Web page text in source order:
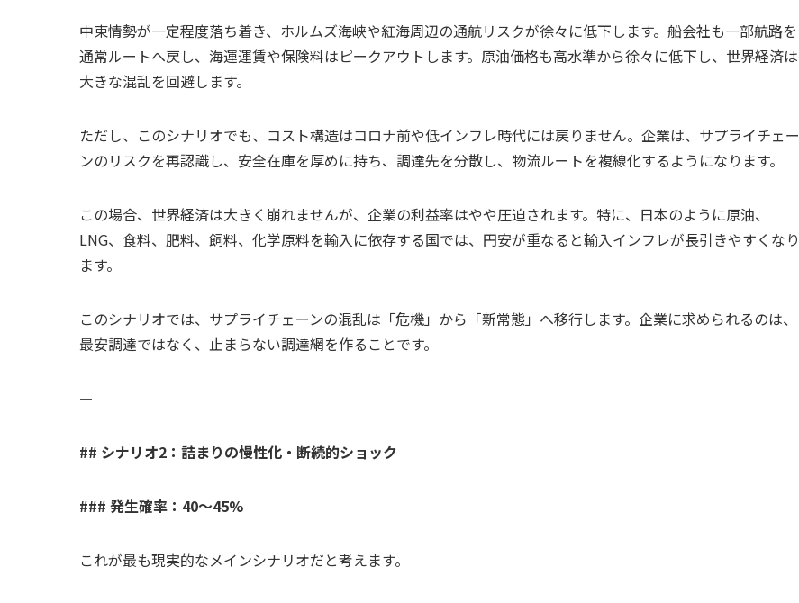
中東情勢が一定程度落ち着き、ホルムズ海峡や紅海周辺の通航リスクが徐々に低下します。船会社も一部航路を
通常ルートへ戻し、海運運賃や保険料はピークアウトします。原油価格も高水準から徐々に低下し、世界経済は
大きな混乱を回避します。
ただし、このシナリオでも、コスト構造はコロナ前や低インフレ時代には戻りません。企業は、サプライチェー
ンのリスクを再認識し、安全在庫を厚めに持ち、調達先を分散し、物流ルートを複線化するようになります。
この場合、世界経済は大きく崩れませんが、企業の利益率はやや圧迫されます。特に、日本のように原油、
LNG、食料、肥料、飼料、化学原料を輸入に依存する国では、円安が重なると輸入インフレが長引きやすくなり
ます。
このシナリオでは、サプライチェーンの混乱は「危機」から「新常態」へ移行します。企業に求められるのは、
最安調達ではなく、止まらない調達網を作ることです。
—
## シナリオ2：詰まりの慢性化・断続的ショック
### 発生確率：40〜45%
これが最も現実的なメインシナリオだと考えます。